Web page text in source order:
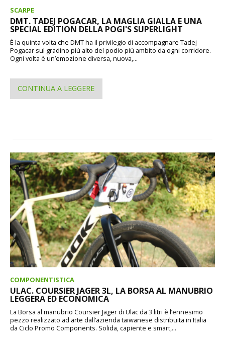
SCARPE
DMT. TADEJ POGACAR, LA MAGLIA GIALLA E UNA
SPECIAL EDITION DELLA POGI'S SUPERLIGHT
È la quinta volta che DMT ha il privilegio di accompagnare Tadej
Pogacar sul gradino più alto del podio più ambito da ogni corridore.
Ogni volta è un’emozione diversa, nuova,...
CONTINUA A LEGGERE
COMPONENTISTICA
ULAC. COURSIER JAGER 3L, LA BORSA AL MANUBRIO
LEGGERA ED ECONOMICA
La Borsa al manubrio Coursier Jager di Uläc da 3 litri è l’ennesimo
pezzo realizzato ad arte dall’azienda taiwanese distribuita in Italia
da Ciclo Promo Components. Solida, capiente e smart,...